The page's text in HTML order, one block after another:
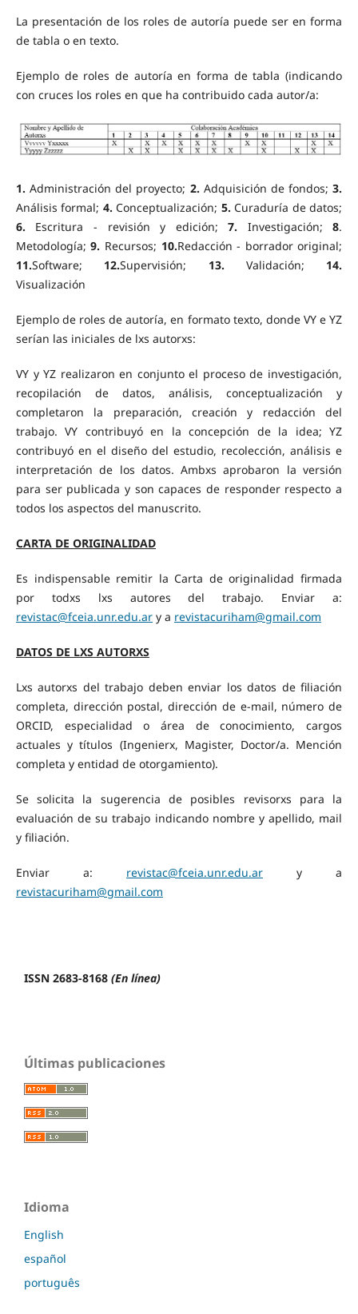
La presentación de los roles de autoría puede ser en forma
de tabla o en texto.
Ejemplo de roles de autoría en forma de tabla (indicando
con cruces los roles en que ha contribuido cada autor/a:
1. Administración del proyecto; 2. Adquisición de fondos;3.
Análisis formal; 4. Conceptualización; 5. Curaduría de datos;
6. Escritura - revisión y edición;7. Investigación;8.
Metodología;9. Recursos; 10.Redacción - borrador original;
11.Software; 12.Supervisión; 13. Validación; 14.
Visualización
Ejemplo de roles de autoría, en formato texto, donde VY e YZ
serían las iniciales de lxs autorxs:
VY y YZ realizaron en conjunto el proceso de investigación,
recopilación de datos, análisis, conceptualización y
completaron la preparación, creación y redacción del
trabajo. VY contribuyó en la concepción de la idea; YZ
contribuyó en el diseño del estudio, recolección, análisis e
interpretación de los datos. Ambxs aprobaron la versión
para ser publicada y son capaces de responder respecto a
todos los aspectos del manuscrito.
CARTA DE ORIGINALIDAD
Es indispensable remitir la Carta de originalidad firmada
por todxs lxs autores del trabajo. Enviar a:
revistac@fceia.unr.edu.ary a revistacuriham@gmail.com
DATOS DE LXS AUTORXS
Lxs autorxs del trabajo deben enviar los datos de filiación
completa, dirección postal, dirección de e-mail, número de
ORCID, especialidad o área de conocimiento, cargos
actuales y títulos (Ingenierx, Magister, Doctor/a. Mención
completa y entidad de otorgamiento).
Se solicita la sugerencia de posibles revisorxs para la
evaluación de su trabajo indicando nombre y apellido, mail
y filiación.
Enviar a: revistac@fceia.unr.edu.ar y a
revistacuriham@gmail.com
ISSN 2683-8168 (En línea)
Últimas publicaciones
Idioma
English
español
português